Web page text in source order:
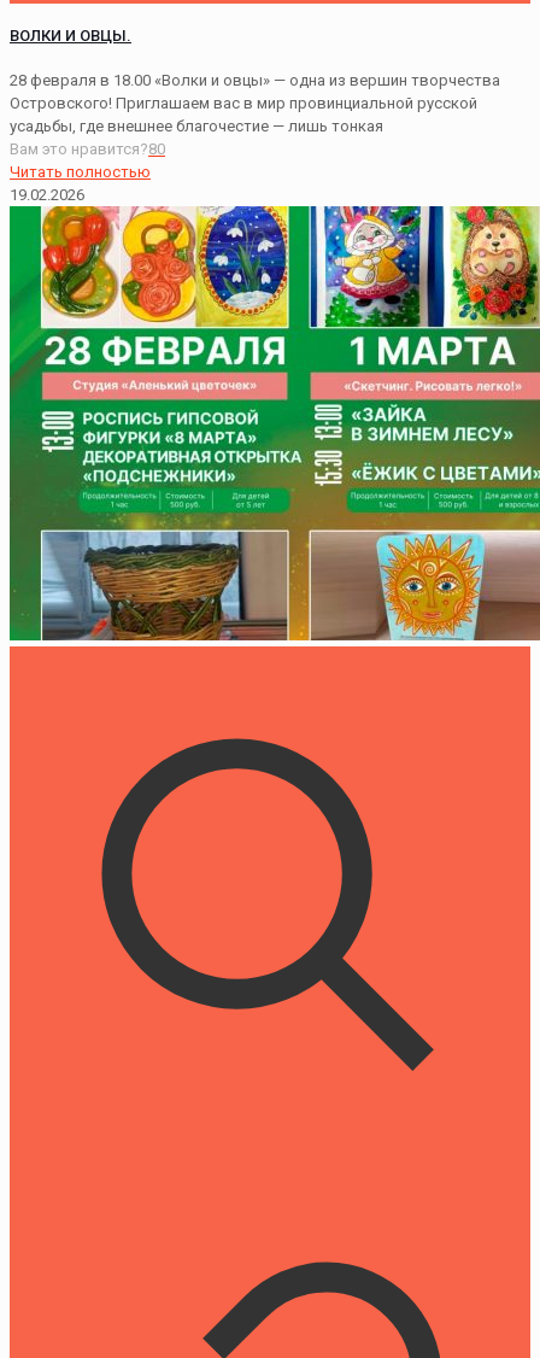
ВОЛКИ И ОВЦЫ.
28 февраля в 18.00 «Волки и овцы» — одна из вершин творчества
Островского! Приглашаем вас в мир провинциальной русской
усадьбы, где внешнее благочестие — лишь тонкая
Вам это нравится?80
Читать полностью
19.02.2026